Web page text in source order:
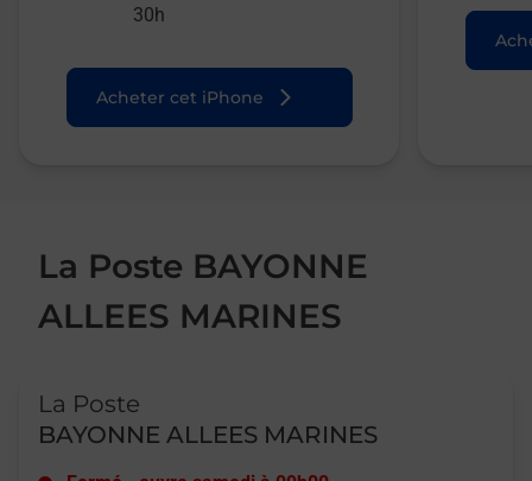
30h
Acheter cet iPhone
La Poste BAYONNE
ALLEES MARINES
La Poste
BAYONNE ALLEES MARINES